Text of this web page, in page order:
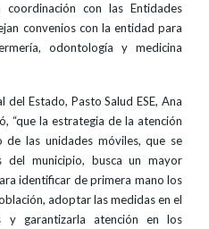
con las Entidades
convenios con la entidad para
odontología y medicina
del Estado, Pasto Salud ESE, Ana
“que la estrategia de la atención
las unidades móviles, que se
del municipio, busca un mayor
identificar de primera mano los
adoptar las medidas en el
y garantizarla atención en los